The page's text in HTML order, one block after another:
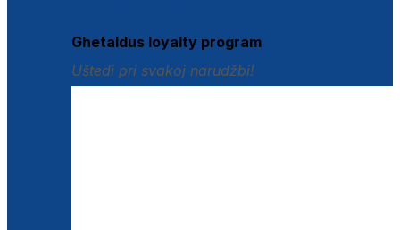
Ghetaldus loyalty program
Uštedi pri svakoj narudžbi!